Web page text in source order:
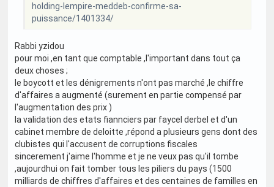
holding-lempire-meddeb-confirme-sa-
puissance/1401334/
Rabbi yzidou
pour moi ,en tant que comptable ,l'important dans tout ça
deux choses ;
le boycott et les dénigrements n'ont pas marché ,le chiffre
d'affaires a augmenté (surement en partie compensé par
l'augmentation des prix )
la validation des etats fiannciers par faycel derbel et d'un
cabinet membre de deloitte ,répond a plusieurs gens dont des
clubistes qui l'accusent de corruptions fiscales
sincerement j'aime l'homme et je ne veux pas qu'il tombe
,aujourdhui on fait tomber tous les piliers du pays (1500
milliards de chiffres d'affaires et des centaines de familles en